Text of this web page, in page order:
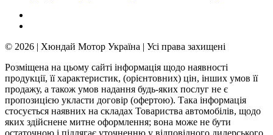
© 2026 | Хюндай Мотор Україна | Усі права захищені
Розміщена на цьому сайті інформація щодо наявності
продукції, її характеристик, (орієнтовних) цін, інших умов її
продажу, а також умов надання будь-яких послуг не є
пропозицією укласти договір (офертою). Така інформація
стосується наявних на складах Товариства автомобілів, щодо
яких здійснене митне оформлення; вона може не бути
остаточною і підлягає уточненню у відповідного дилерського